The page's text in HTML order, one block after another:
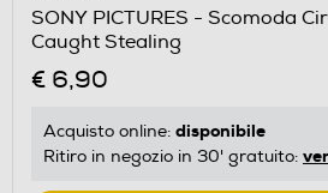
SONY PICTURES - Scomoda
Caught Stealing
€ 6,90
Acquisto online: disponibile
Ritiro in negozio in 30' gratuito: